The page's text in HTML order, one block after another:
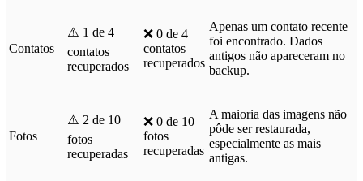
Contatos
⚠️ 1 de 4
contatos
recuperados
❌ 0 de 4
contatos
recuperados
Apenas um contato recente
foi encontrado. Dados
antigos não apareceram no
backup.
Fotos
⚠️ 2 de 10
fotos
recuperadas
❌ 0 de 10
fotos
recuperadas
A maioria das imagens não
pôde ser restaurada,
especialmente as mais
antigas.